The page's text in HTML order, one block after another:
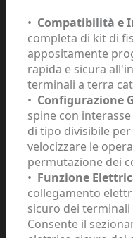
• Compatibilità e
completa di kit di
appositamente
rapida e sicura
terminali a terra
• Configurazione
spine con
di tipo divisibile
velocizzare le
permutazione dei
• Funzione
collegamento
sicuro dei terminali
Consente il